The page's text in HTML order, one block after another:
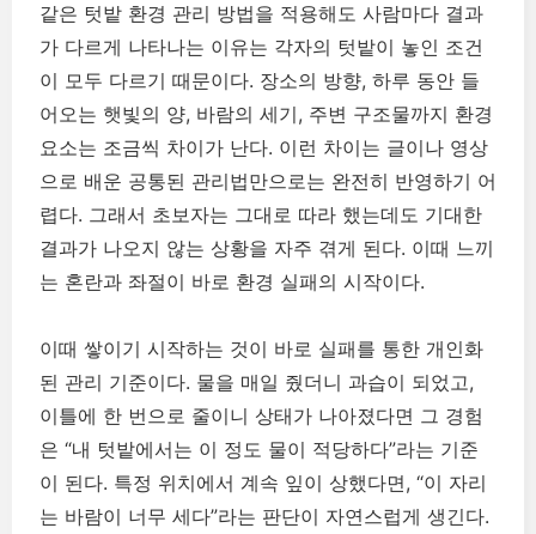
같은 텃밭 환경 관리 방법을 적용해도 사람마다 결과
가 다르게 나타나는 이유는 각자의 텃밭이 놓인 조건
이 모두 다르기 때문이다. 장소의 방향, 하루 동안 들
어오는 햇빛의 양, 바람의 세기, 주변 구조물까지 환경
요소는 조금씩 차이가 난다. 이런 차이는 글이나 영상
으로 배운 공통된 관리법만으로는 완전히 반영하기 어
렵다. 그래서 초보자는 그대로 따라 했는데도 기대한
결과가 나오지 않는 상황을 자주 겪게 된다. 이때 느끼
는 혼란과 좌절이 바로 환경 실패의 시작이다.
이때 쌓이기 시작하는 것이 바로 실패를 통한 개인화
된 관리 기준이다. 물을 매일 줬더니 과습이 되었고,
이틀에 한 번으로 줄이니 상태가 나아졌다면 그 경험
은 “내 텃밭에서는 이 정도 물이 적당하다”라는 기준
이 된다. 특정 위치에서 계속 잎이 상했다면, “이 자리
는 바람이 너무 세다”라는 판단이 자연스럽게 생긴다.